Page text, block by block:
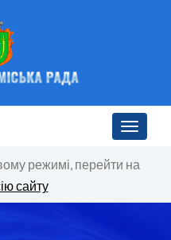
Toggle
режимі, перейти на
сайту